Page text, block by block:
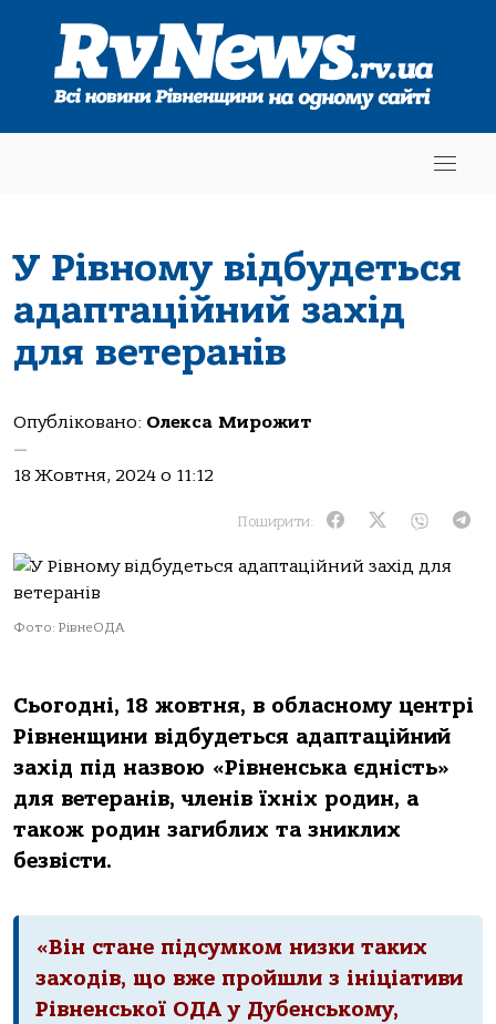
У Рівному відбудеться
адаптаційний захід
для ветеранів
Опубліковано: Олекса Мирожит
—
18 Жовтня, 2024 о 11:12
Поширити:
Фото: РівнеОДА
Сьогодні, 18 жовтня, в обласному центрі
Рівненщини відбудеться адаптаційний
захід під назвою «Рівненська єдність»
для ветеранів, членів їхніх родин, а
також родин загиблих та зниклих
безвісти.
«Він стане підсумком низки таких
заходів, що вже пройшли з ініціативи
Рівненської ОДА у Дубенському,